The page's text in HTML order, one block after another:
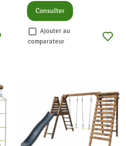
Consulter
Ajouter au
comparateur